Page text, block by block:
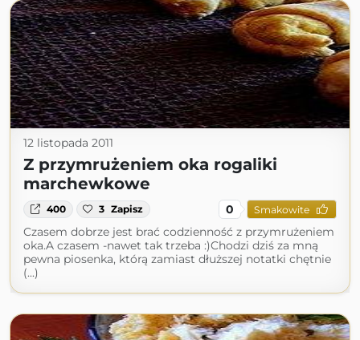
12 listopada 2011
Z przymrużeniem oka rogaliki
marchewkowe
400 3 Zapisz 0 Smakowite
Czasem dobrze jest brać codzienność z przymrużeniem
oka.A czasem -nawet tak trzeba :)Chodzi dziś za mną
pewna piosenka, którą zamiast dłuższej notatki chętnie
(...)